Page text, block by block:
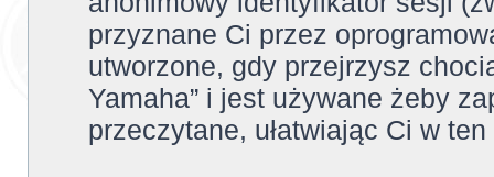
przyznane Ci przez
utworzone, gdy przejrzysz
Yamaha” i jest używane żeby
przeczytane, ułatwiając Ci w